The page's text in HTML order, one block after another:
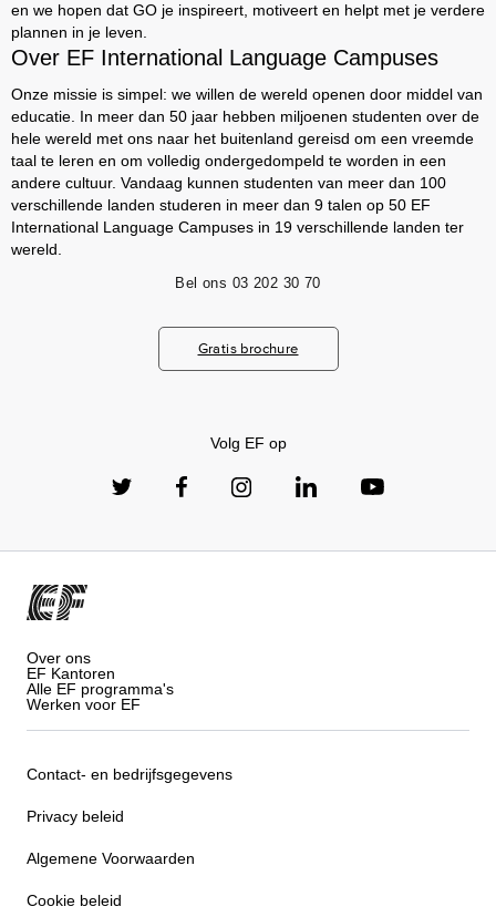
en we hopen dat GO je inspireert, motiveert en helpt met je verdere
plannen in je leven.
Over EF International Language Campuses
Onze missie is simpel: we willen de wereld openen door middel van
educatie. In meer dan 50 jaar hebben miljoenen studenten over de
hele wereld met ons naar het buitenland gereisd om een vreemde
taal te leren en om volledig ondergedompeld te worden in een
andere cultuur. Vandaag kunnen studenten van meer dan 100
verschillende landen studeren in meer dan 9 talen op 50 EF
International Language Campuses in 19 verschillende landen ter
wereld.
Bel ons 03 202 30 70
Gratis brochure
Volg EF op
Over ons
EF Kantoren
Alle EF programma's
Werken voor EF
Contact- en bedrijfsgegevens
Privacy beleid
Algemene Voorwaarden
Cookie beleid